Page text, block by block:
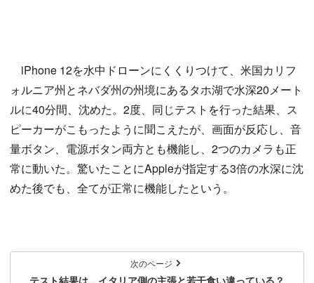
iPhone 12を水中ドローンにくくりつけて、米国カリフ
ォルニア州とネバダ州の州境にあるタホ湖で水深20メート
ルに40分間、沈めた。2度、同じテストを行った結果、ス
ピーカーがこもったように聞こえたが、画面が反応し、音
量ボタン、電源ボタン両方とも機能し、2つのカメラも正
常に動いた。驚いたことにAppleが指定する3倍の水深に沈
めた後でも、全てが正常に機能したという。
次のページ
テスト結果は、イタリア側の主張と若干食い違っている？